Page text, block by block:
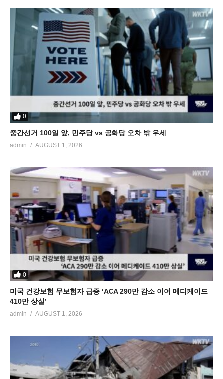
0
중간선거 100일 앞, 민주당 vs 공화당 오차 밖 우세
admin AUGUST 1, 2026
0
미국 건강보험 무보험자 급증 ‘ACA 290만 감소 이어 메디케이드
410만 상실’
admin AUGUST 1, 2026